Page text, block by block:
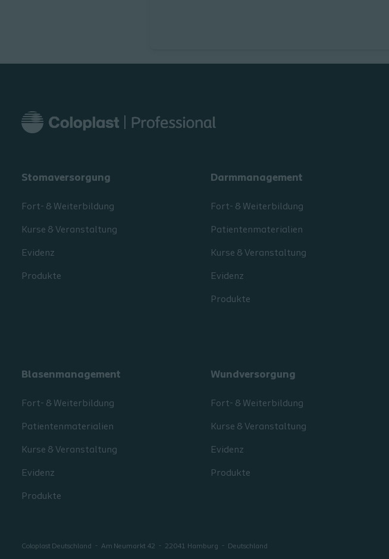
Stomaversorgung
Fort- & Weiterbildung
Kurse & Veranstaltung
Evidenz
Produkte
Darmmanagement
Fort- & Weiterbildung
Patientenmaterialien
Kurse & Veranstaltung
Evidenz
Produkte
Blasenmanagement
Fort- & Weiterbildung
Patientenmaterialien
Kurse & Veranstaltung
Evidenz
Produkte
Wundversorgung
Fort- & Weiterbildung
Kurse & Veranstaltung
Evidenz
Produkte
Coloplast Deutschland Am Neumarkt 42 22041 Hamburg Deutschland